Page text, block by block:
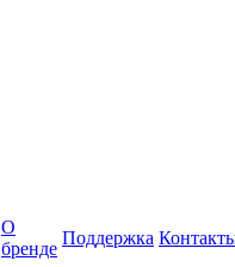
О
бренде
Поддержка